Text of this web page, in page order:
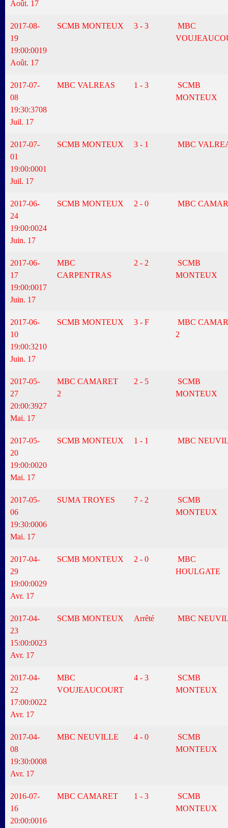
Août. 17
2017-08-
19
19:00:0019
Août. 17
SCMB MONTEUX 3 - 3
MBC
2017-07-
08
19:30:3708
Juil. 17
MBC VALREAS 1 - 3
SCMB
MONTEUX
2017-07-
01
19:00:0001
Juil. 17
SCMB MONTEUX 3 - 1 MBC
2017-06-
24
19:00:0024
Juin. 17
SCMB MONTEUX 2 - 0 MBC
2017-06-
17
19:00:0017
Juin. 17
MBC
CARPENTRAS
2 - 2
SCMB
MONTEUX
2017-06-
10
19:00:3210
Juin. 17
SCMB MONTEUX 3 - F
MBC
2
2017-05-
27
20:00:3927
Mai. 17
MBC CAMARET
2
2 - 5
SCMB
MONTEUX
2017-05-
20
19:00:0020
Mai. 17
SCMB MONTEUX 1 - 1 MBC
2017-05-
06
19:30:0006
Mai. 17
SUMA TROYES 7 - 2
SCMB
MONTEUX
2017-04-
29
19:00:0029
Avr. 17
SCMB MONTEUX 2 - 0
MBC
HOULGATE
2017-04-
23
15:00:0023
Avr. 17
SCMB MONTEUX Arrêté MBC
2017-04-
22
17:00:0022
Avr. 17
MBC
VOUJEAUCOURT
4 - 3
SCMB
MONTEUX
2017-04-
08
19:30:0008
Avr. 17
MBC NEUVILLE 4 - 0
SCMB
MONTEUX
2016-07-
16
20:00:0016
MBC CAMARET 1 - 3
SCMB
MONTEUX